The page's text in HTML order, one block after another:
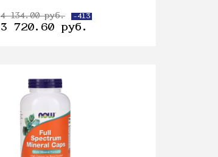
4 134.00 руб. -413
3 720.60 руб.